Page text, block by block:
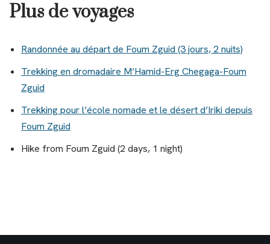
Plus de voyages
Randonnée au départ de Foum Zguid (3 jours, 2 nuits)
Trekking en dromadaire M’Hamid-Erg Chegaga-Foum
Zguid
Trekking pour l’école nomade et le désert d’Iriki depuis
Foum Zguid
Hike from Foum Zguid (2 days, 1 night)